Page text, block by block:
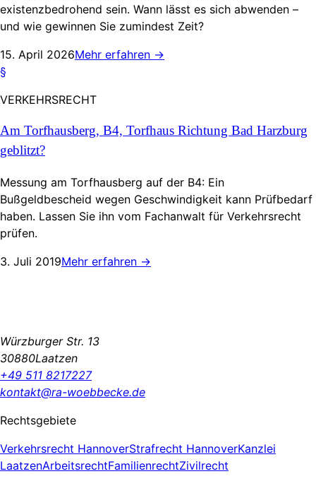
existenzbedrohend sein. Wann lässt es sich abwenden –
und wie gewinnen Sie zumindest Zeit?
15. April 2026Mehr erfahren →
§
VERKEHRSRECHT
Am Torfhausberg, B4, Torfhaus Richtung Bad Harzburg
geblitzt?
Messung am Torfhausberg auf der B4: Ein
Bußgeldbescheid wegen Geschwindigkeit kann Prüfbedarf
haben. Lassen Sie ihn vom Fachanwalt für Verkehrsrecht
prüfen.
3. Juli 2019Mehr erfahren →
Würzburger Str. 13
30880Laatzen
+49 511 8217227
kontakt@ra-woebbecke.de
Rechtsgebiete
Verkehrsrecht HannoverStrafrecht HannoverKanzlei
LaatzenArbeitsrechtFamilienrechtZivilrecht